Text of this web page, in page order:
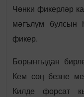
Чөнки фикерләр
мәгълүм булсын
фикер.
Борынгыдан
Кем соң безне
Килде форсат